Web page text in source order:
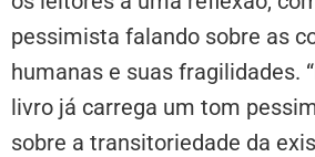
pessimista falando sobre as
humanas e suas fragilidades.
livro já carrega um tom
sobre a transitoriedade da